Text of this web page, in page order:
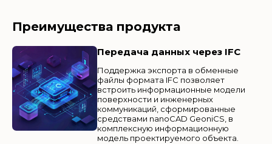
Преимущества продукта
Передача данных через IFC
Поддержка экспорта в обменные
файлы формата IFC позволяет
встроить информационные модели
поверхности и инженерных
коммуникаций, сформированные
средствами nanoCAD GeoniCS, в
комплексную информационную
модель проектируемого объекта.